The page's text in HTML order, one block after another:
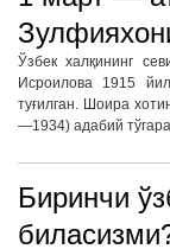
Ўзбек халқининг
Исроилова 1915
туғилган. Шоира
—1934) адабий
Биринчи